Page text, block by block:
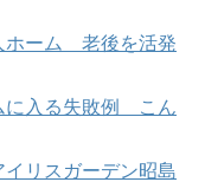
ホーム 老後を活発
に入る失敗例 こん
リスガーデン昭島